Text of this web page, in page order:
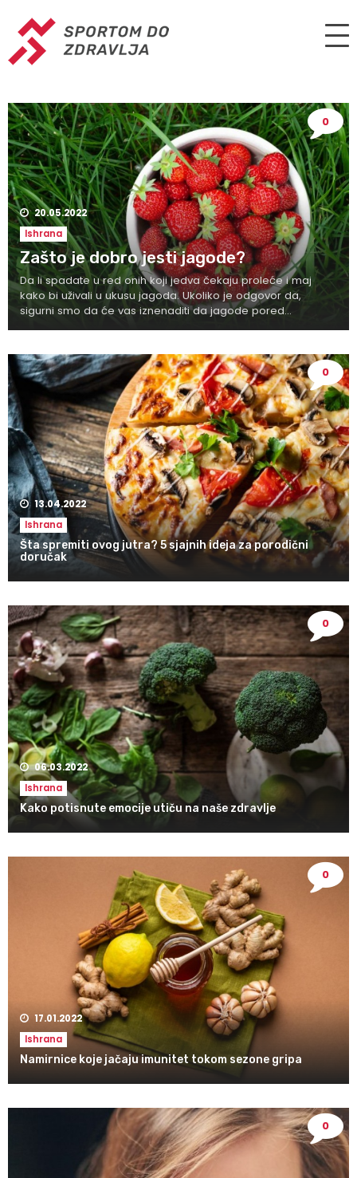
0
20.05.2022
Ishrana
Zašto je dobro jesti jagode?
Da li spadate u red onih koji jedva čekaju proleće i maj
kako bi uživali u ukusu jagoda. Ukoliko je odgovor da,
sigurni smo da će vas iznenaditi da jagode pored...
0
13.04.2022
Ishrana
Šta spremiti ovog jutra? 5 sjajnih ideja za porodični
doručak
0
06.03.2022
Ishrana
Kako potisnute emocije utiču na naše zdravlje
0
17.01.2022
Ishrana
Namirnice koje jačaju imunitet tokom sezone gripa
0